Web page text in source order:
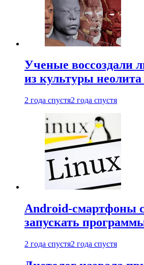
Ученые воссоздали
из культуры
2 года спустя2 года спустя
Android-смартфоны
запускать
2 года спустя2 года спустя